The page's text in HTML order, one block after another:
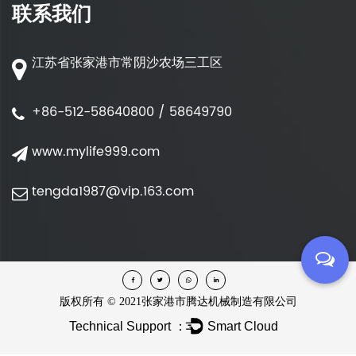
联系我们
江苏省张家港市常阴沙农场三工区
+86-512-58640800 / 58649790
www.mylife999.com
tengda1987@vip.163.com
版权所有 © 2021张家港市腾达机械制造有限公司
Technical Support ： Smart Cloud